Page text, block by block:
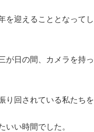
を迎えることとなって
日の間、カメラを持
り回されている私たち
いい時間でした。